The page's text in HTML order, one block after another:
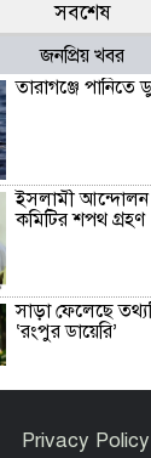
সবশেষ
জনপ্রিয় খবর
তারাগঞ্জে
ইসলামী আন্দোলন
কমিটির শপথ গ্রহণ
সাড়া ফেলেছে
‘রংপুর ডায়েরি’
অভিযোগে সংবাদ
Privacy Policy